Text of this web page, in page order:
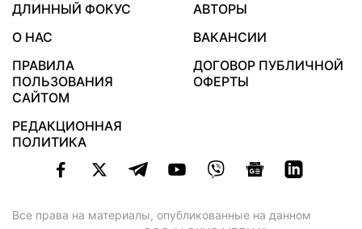
ДЛИННЫЙ ФОКУС
АВТОРЫ
О НАС
ВАКАНСИИ
ПРАВИЛА
ПОЛЬЗОВАНИЯ
САЙТОМ
ДОГОВОР ПУБЛИЧНОЙ
ОФЕРТЫ
РЕДАКЦИОННАЯ
ПОЛИТИКА
Все права на материалы, опубликованные на данном